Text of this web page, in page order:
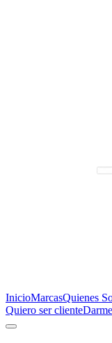
InicioMarcasQuienes
Quiero ser cliente